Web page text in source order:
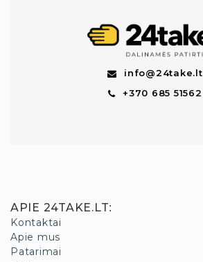
info@24take.lt
+370 685 51562
APIE 24TAKE.LT:
Kontaktai
Apie mus
Patarimai